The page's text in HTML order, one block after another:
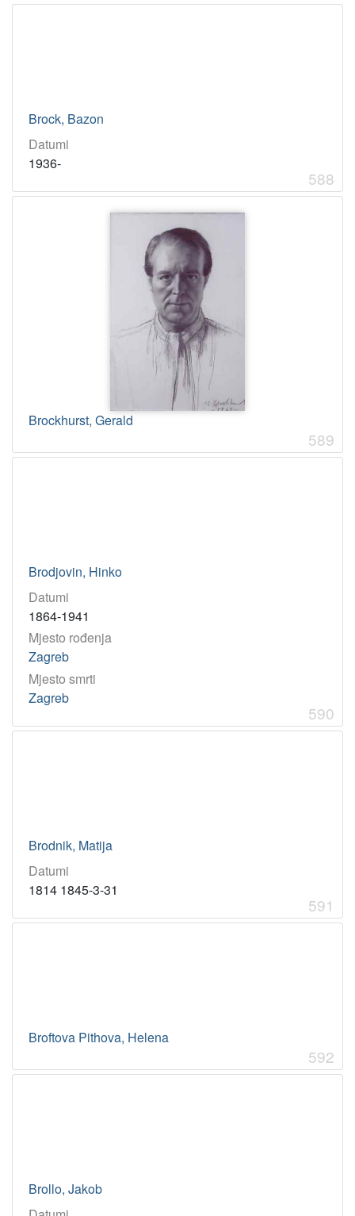
Brock, Bazon
Datumi
1936-
588
Brockhurst, Gerald
589
Brodjovin, Hinko
Datumi
1864-1941
Mjesto rođenja
Zagreb
Mjesto smrti
Zagreb
590
Brodnik, Matija
Datumi
1814 1845-3-31
591
Broftova Pithova, Helena
592
Brollo, Jakob